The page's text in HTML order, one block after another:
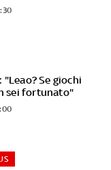
"Leao? Se giochi
sei fortunato"